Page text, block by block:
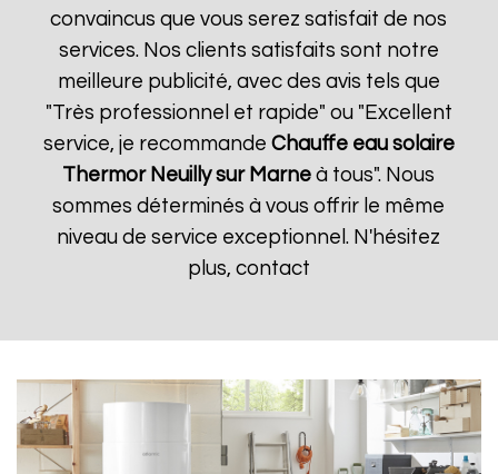
convaincus que vous serez satisfait de nos
services. Nos clients satisfaits sont notre
meilleure publicité, avec des avis tels que
"Très professionnel et rapide" ou "Excellent
service, je recommande Chauffe eau solaire
Thermor Neuilly sur Marne à tous". Nous
sommes déterminés à vous offrir le même
niveau de service exceptionnel. N'hésitez
plus, contact